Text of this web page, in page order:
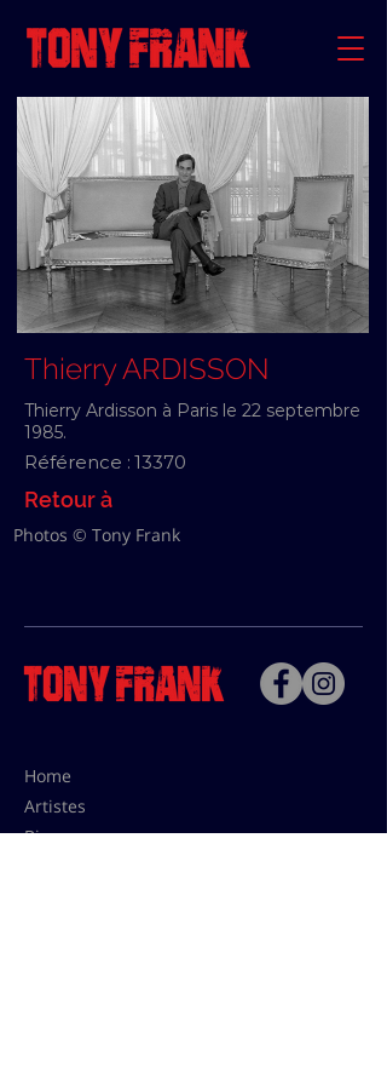
Thierry ARDISSON
Thierry Ardisson à Paris le 22 septembre
1985.
Référence : 13370
Retour à
Photos © Tony Frank
Home
Artistes
Bio